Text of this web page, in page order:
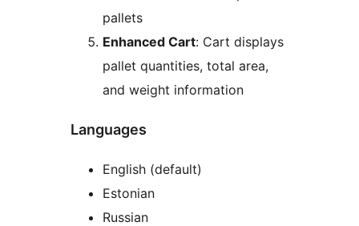
pallets
Enhanced Cart: Cart displays
pallet quantities, total area,
and weight information
Languages
English (default)
Estonian
Russian